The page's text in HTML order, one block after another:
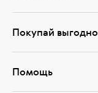
Покупай выгодно
Помощь